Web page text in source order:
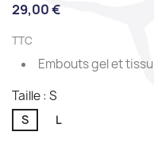
29,00 €
TTC
Embouts gel et tissu
Taille : S
S L